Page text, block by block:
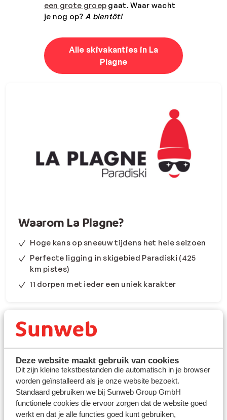
Deze website maakt gebruik van cookies
Dit zijn kleine tekstbestanden die automatisch in je browser
worden geïnstalleerd als je onze website bezoekt.
Standaard gebruiken we bij Sunweb Group GmbH
functionele cookies die ervoor zorgen dat de website goed
werkt en dat je alle functies goed kunt gebruiken,
een grote groep gaat. Waar wacht
je nog op? A bientôt!
Alle skivakanties in La
Plagne
Waarom La Plagne?
Hoge kans op sneeuw tijdens het hele seizoen
Perfecte ligging in skigebied Paradiski (425
km pistes)
11 dorpen met ieder een uniek karakter
Geniet van een complete
wintersportervaring in La Plagne